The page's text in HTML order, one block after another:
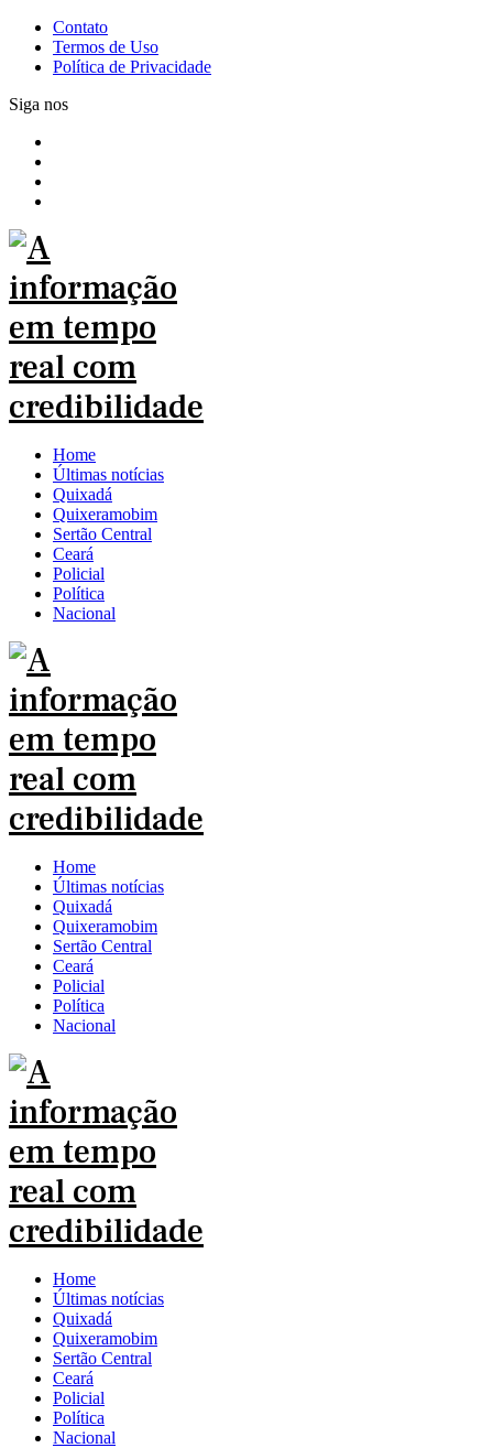
Contato
Termos de Uso
Política de Privacidade
Siga nos
Home
Últimas notícias
Quixadá
Quixeramobim
Sertão Central
Ceará
Policial
Política
Nacional
Home
Últimas notícias
Quixadá
Quixeramobim
Sertão Central
Ceará
Policial
Política
Nacional
Home
Últimas notícias
Quixadá
Quixeramobim
Sertão Central
Ceará
Policial
Política
Nacional